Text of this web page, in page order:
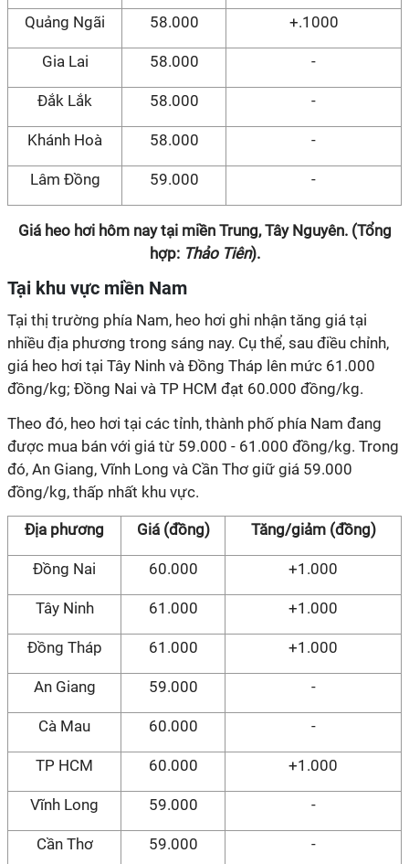
Quảng Ngãi 58.000 +.1000
Gia Lai 58.000 -
Đắk Lắk 58.000 -
Khánh Hoà 58.000 -
Lâm Đồng 59.000 -
Giá heo hơi hôm nay tại miền Trung, Tây Nguyên. (Tổng
hợp: Thảo Tiên).
Tại khu vực miền Nam
Tại thị trường phía Nam, heo hơi ghi nhận tăng giá tại
nhiều địa phương trong sáng nay. Cụ thể, sau điều chỉnh,
giá heo hơi tại Tây Ninh và Đồng Tháp lên mức 61.000
đồng/kg; Đồng Nai và TP HCM đạt 60.000 đồng/kg.
Theo đó, heo hơi tại các tỉnh, thành phố phía Nam đang
được mua bán với giá từ 59.000 - 61.000 đồng/kg. Trong
đó, An Giang, Vĩnh Long và Cần Thơ giữ giá 59.000
đồng/kg, thấp nhất khu vực.
Địa phương Giá (đồng) Tăng/giảm (đồng)
Đồng Nai 60.000 +1.000
Tây Ninh 61.000 +1.000
Đồng Tháp 61.000 +1.000
An Giang 59.000 -
Cà Mau 60.000 -
TP HCM 60.000 +1.000
Vĩnh Long 59.000 -
Cần Thơ 59.000 -